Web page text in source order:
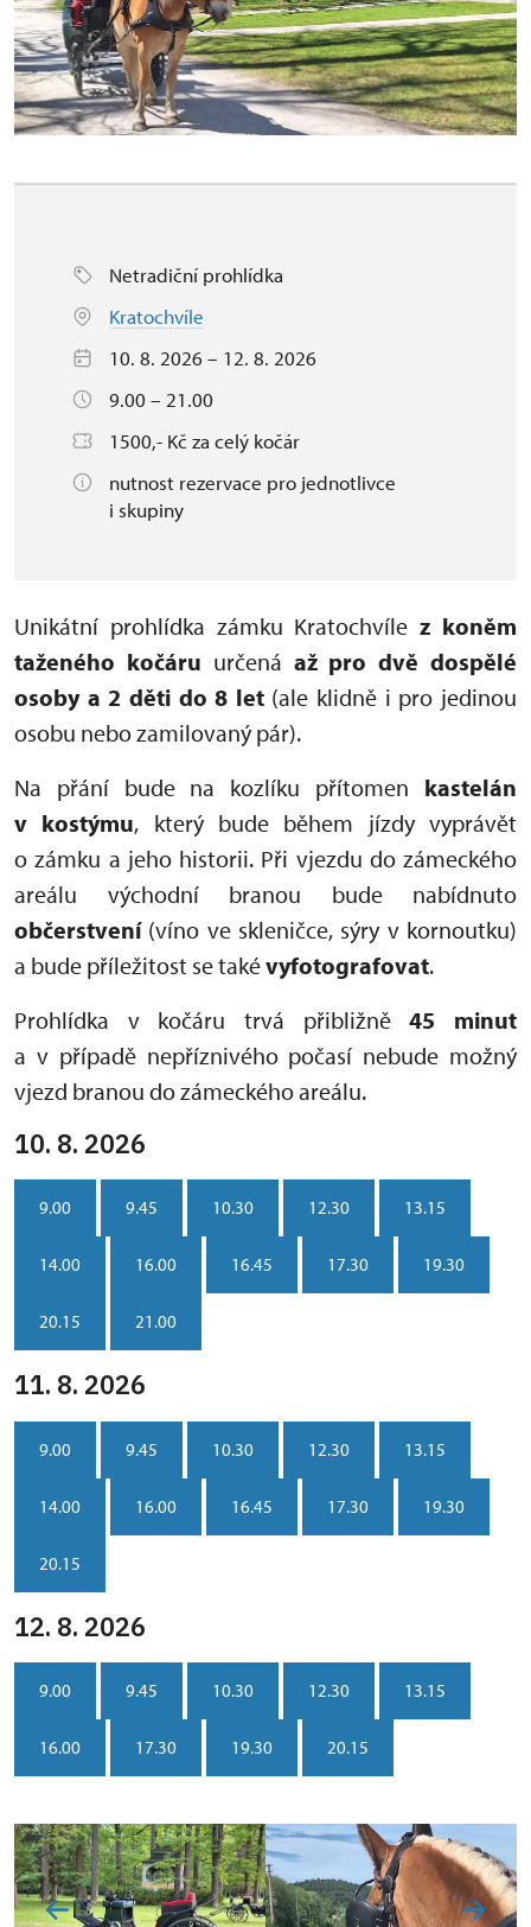
Netradiční prohlídka
Kratochvíle
10. 8. 2026 – 12. 8. 2026
9.00 – 21.00
1500,- Kč za celý kočár
nutnost rezervace pro jednotlivce
i skupiny
Unikátní prohlídka zámku Kratochvílez koněm
taženého kočáru určená až pro dvě dospělé
osoby a 2 děti do 8 let(ale klidně i pro jedinou
osobu nebo zamilovaný pár).
Na přání bude na kozlíku přítomen kastelán
v kostýmu, který bude během jízdy vyprávět
o zámku a jeho historii. Při vjezdu do zámeckého
areálu východní branou bude nabídnuto
občerstvení(víno ve skleničce, sýry v kornoutku)
a bude příležitost se takévyfotografovat.
Prohlídka v kočáru trvá přibližně45 minut
a v případě nepříznivého počasí nebude možný
vjezd branou do zámeckého areálu.
10. 8. 2026
9.00 9.45 10.30 12.30 13.15
14.00 16.00 16.45 17.30 19.30
20.15 21.00
11. 8. 2026
9.00 9.45 10.30 12.30 13.15
14.00 16.00 16.45 17.30 19.30
20.15
12. 8. 2026
9.00 9.45 10.30 12.30 13.15
16.00 17.30 19.30 20.15